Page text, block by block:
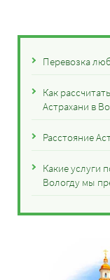
Перевозка
Как
Астрахани в
Расстояние
Какие услуги
Вологду мы